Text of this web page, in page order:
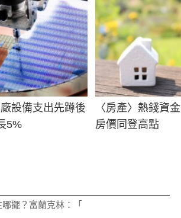
設備支出先蹲後
5%
〈房產〉熱錢資
房價同登高點
擺？富蘭克林：「